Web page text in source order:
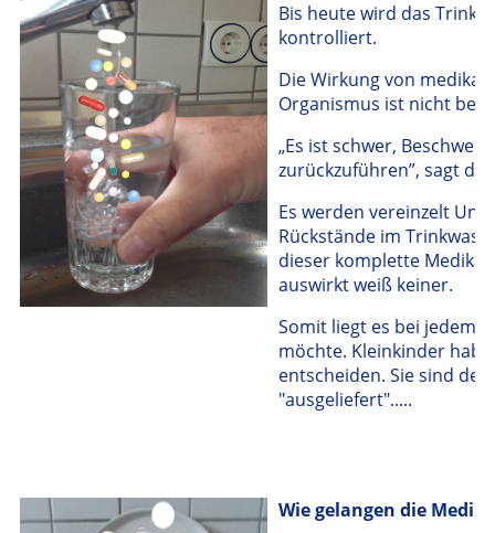
Bis heute wird das
kontrolliert.
Die Wirkung von
Organismus ist nicht
„Es ist schwer,
zurückzuführen”, sagt
Es werden vereinzelt
Rückstände im
dieser komplette
auswirkt weiß keiner.
Somit liegt es bei jedem
möchte. Kleinkinder
entscheiden. Sie sind
"ausgeliefert".....
Wie gelangen die